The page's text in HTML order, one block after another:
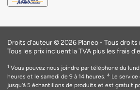
Droits d'auteur © 2026 Planeo - Tous droits
Tous les prix incluent la TVA plus les frais
1 Vous pouvez nous joindre par téléphone du
heures et le samedi de 9 à 14 heures. 4 Le
jusqu'à 5 échantillons de produits et est gratuit